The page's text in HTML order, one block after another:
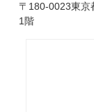
〒180-0023東京
1階